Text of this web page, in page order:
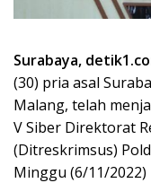
Surabaya,
(30) pria asal
Malang, telah
V Siber Direktorat
(Ditreskrimsus)
Minggu (6/11/